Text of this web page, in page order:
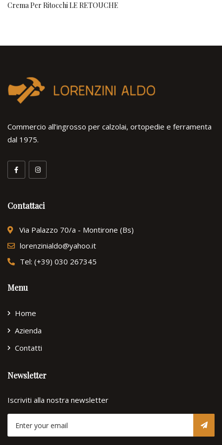
Crema Per Ritocchi LE RETOUCHE
Commercio all’ingrosso per calzolai, ortopedie e ferramenta
dal 1975.
Contattaci
Via Palazzo 70/a - Montirone (Bs)
lorenzinialdo@yahoo.it
Tel: (+39) 030 267345
Menu
Home
Azienda
Contatti
Newsletter
Iscriviti alla nostra newsletter